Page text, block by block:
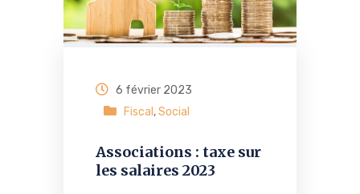
6 février 2023
Fiscal ,Social
Associations : taxe sur
les salaires 2023